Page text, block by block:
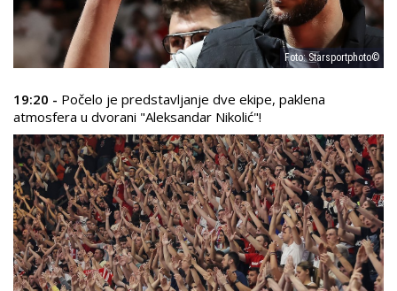
Foto: Starsportphoto©
19:20 - Počelo je predstavljanje dve ekipe, paklena
atmosfera u dvorani "Aleksandar Nikolić"!